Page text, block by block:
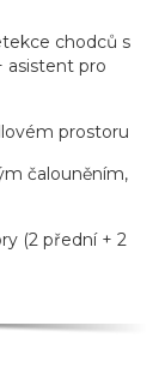
chodců s
asistent pro
prostoru
čalouněním,
(2 přední + 2